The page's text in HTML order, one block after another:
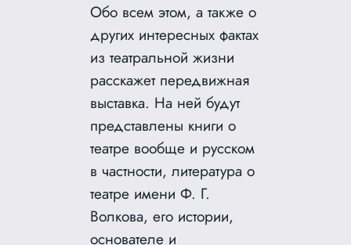
Обо всем этом, а также о
других интересных фактах
из театральной жизни
расскажет передвижная
выставка. На ней будут
представлены книги о
театре вообще и русском
в частности, литература о
театре имени Ф. Г.
Волкова, его истории,
основателе и